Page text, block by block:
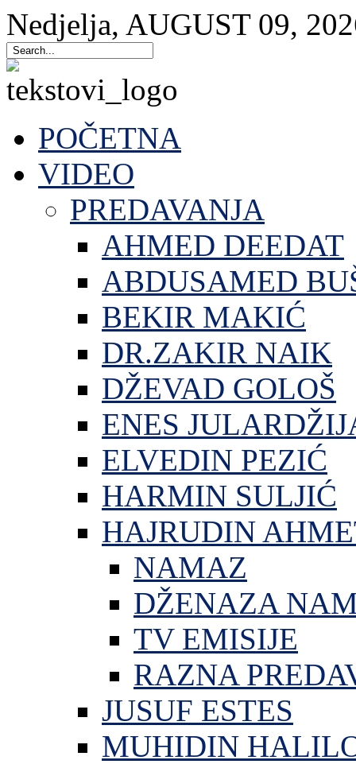
Nedjelja, AUGUST 09,
POČETNA
VIDEO
PREDAVANJA
AHMED DEEDAT
ABDUSAMED
BEKIR MAKIĆ
DR.ZAKIR NAIK
DŽEVAD GOLOŠ
ENES
ELVEDIN PEZIĆ
HARMIN SULJIĆ
HAJRUDIN
NAMAZ
DŽENAZA
TV EMISIJE
RAZNA
JUSUF ESTES
MUHIDIN